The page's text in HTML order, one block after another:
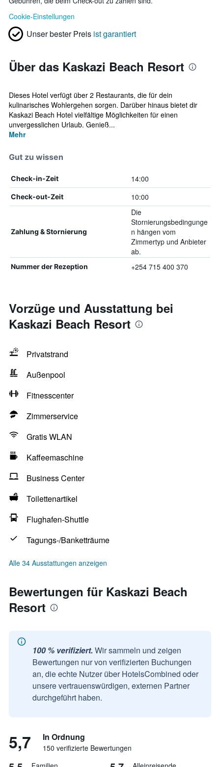
Cookie-Einstellungen
Unser bester Preis ist garantiert
Über das Kaskazi Beach Resort
Dieses Hotel verfügt über 2 Restaurants, die für dein
kulinarisches Wohlergehen sorgen. Darüber hinaus bietet dir
Kaskazi Beach Hotel vielfältige Möglichkeiten für einen
unvergesslichen Urlaub. Genieß...
Mehr
Gut zu wissen
Check-in-Zeit 14:00
Check-out-Zeit 10:00
Zahlung & Stornierung
Die
Stornierungsbedingunge
n hängen vom
Zimmertyp und Anbieter
ab.
Nummer der Rezeption +254 715 400 370
Vorzüge und Ausstattung bei
Kaskazi Beach Resort
Privatstrand
Außenpool
Fitnesscenter
Zimmerservice
Gratis WLAN
Kaffeemaschine
Business Center
Toilettenartikel
Flughafen-Shuttle
Tagungs-/Banketträume
Alle 34 Ausstattungen anzeigen
Bewertungen für Kaskazi Beach
Resort
100 % verifiziert. Wir sammeln und zeigen
Bewertungen nur von verifizierten Buchungen
an, die echte Nutzer über HotelsCombined oder
unsere vertrauenswürdigen, externen Partner
durchgeführt haben.
5,7 In Ordnung
150 verifizierte Bewertungen